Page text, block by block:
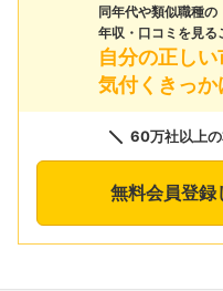
同年代や類似職種の
年収・口コミを見る
自分の正し
気付くきっか
60万社以上
無料会員登録